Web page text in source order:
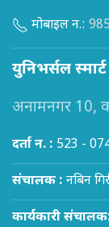
मोबाइल न.:
युनिभर्सल
अनामनगर 10,
दर्ता न. : 523 -
संचालक : नबिन
कार्यकारी